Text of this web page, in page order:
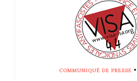
COMMUNIQUÉ DE PRESSE •